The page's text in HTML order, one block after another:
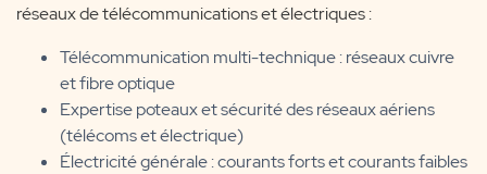
réseaux de télécommunications et électriques :
Télécommunication multi-technique : réseaux cuivre
et fibre optique
Expertise poteaux et sécurité des réseaux aériens
(télécoms et électrique)
Électricité générale : courants forts et courants faibles